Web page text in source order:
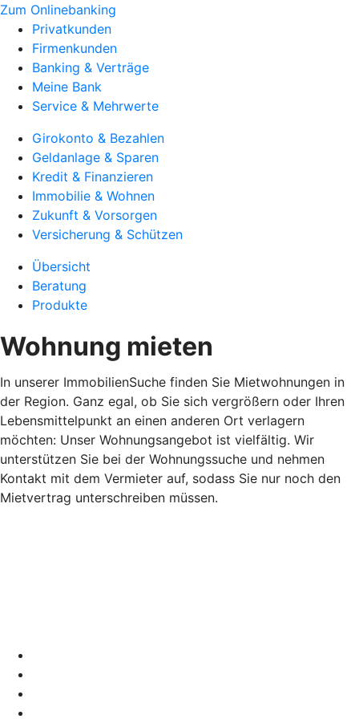
Zum Onlinebanking
Privatkunden
Firmenkunden
Banking & Verträge
Meine Bank
Service & Mehrwerte
Girokonto & Bezahlen
Geldanlage & Sparen
Kredit & Finanzieren
Immobilie & Wohnen
Zukunft & Vorsorgen
Versicherung & Schützen
Übersicht
Beratung
Produkte
Wohnung mieten
In unserer ImmobilienSuche finden Sie Mietwohnungen in
der Region. Ganz egal, ob Sie sich vergrößern oder Ihren
Lebensmittelpunkt an einen anderen Ort verlagern
möchten: Unser Wohnungsangebot ist vielfältig. Wir
unterstützen Sie bei der Wohnungssuche und nehmen
Kontakt mit dem Vermieter auf, sodass Sie nur noch den
Mietvertrag unterschreiben müssen.